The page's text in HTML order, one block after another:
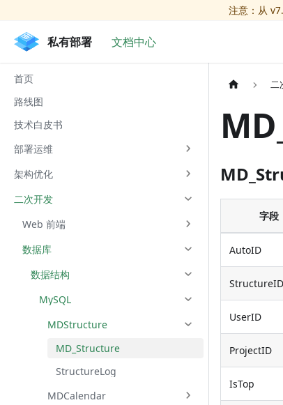
注意：从
私有部署 文档中心
首页
路线图
技术白皮书
部署运维
架构优化
二次开发
Web 前端
数据库
数据结构
MySQL
MDStructure
MD_Structure
StructureLog
MDCalendar
二
字段
AutoID
StructureID
UserID
ProjectID
IsTop